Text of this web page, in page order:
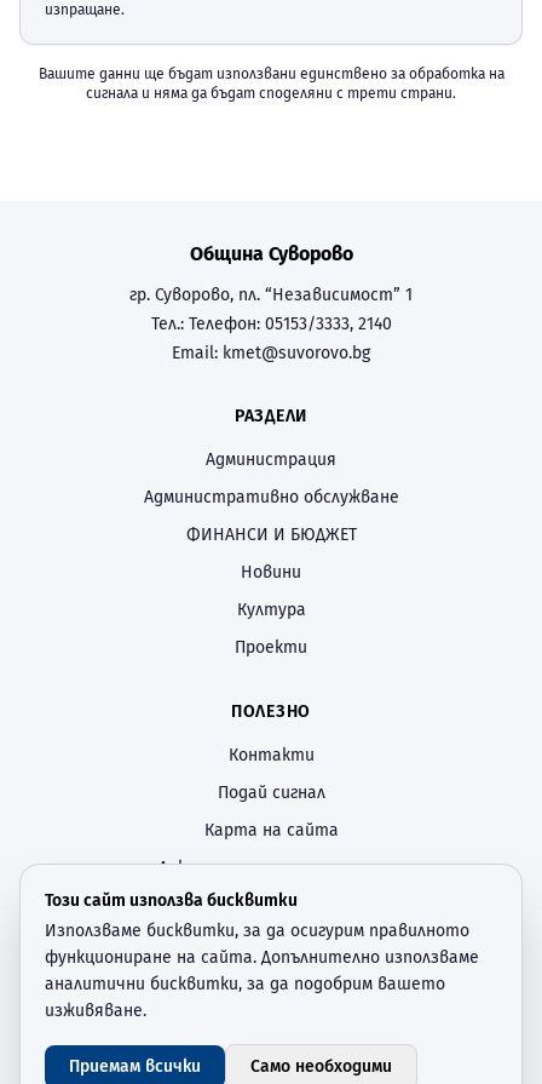
изпращане.
Вашите данни ще бъдат използвани единствено за обработка на
сигнала и няма да бъдат споделяни с трети страни.
Община Суворово
гр. Суворово, пл. “Независимост” 1
Тел.: Телефон: 05153/3333, 2140
Email: kmet@suvorovo.bg
РАЗДЕЛИ
Администрация
Административно обслужване
ФИНАНСИ И БЮДЖЕТ
Новини
Култура
Проекти
ПОЛЕЗНО
Контакти
Подай сигнал
Карта на сайта
Декларация за достъпност
Политика за поверителност
Настройки за бисквитки
СЛЕДВАЙТЕ НИ
Този сайт използва бисквитки
Използваме бисквитки, за да осигурим правилното
функциониране на сайта. Допълнително използваме
аналитични бисквитки, за да подобрим вашето
изживяване.
Приемам всички Само необходими